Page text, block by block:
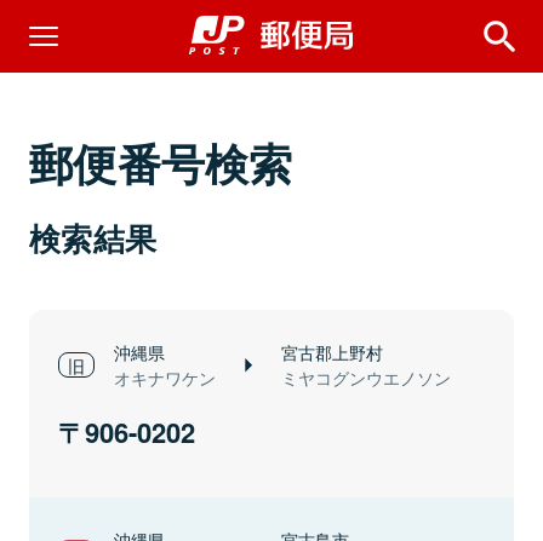
郵便番号検索
検索結果
沖縄県
オキナワケン
宮古郡上野村
ミヤコグンウエノソン
906-0202